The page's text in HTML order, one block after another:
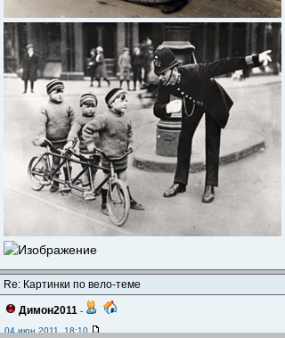
Re: Картинки по вело-теме
Димон2011 -
04 июн 2011, 18:10